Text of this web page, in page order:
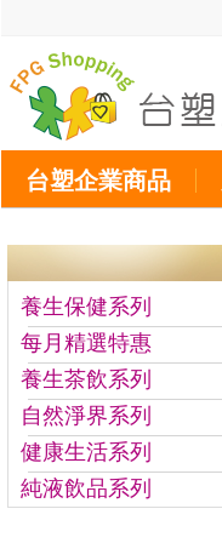
台塑企業商品
養生保健系列
每月精選特惠
養生茶飲系列
自然淨界系列
健康生活系列
純液飲品系列